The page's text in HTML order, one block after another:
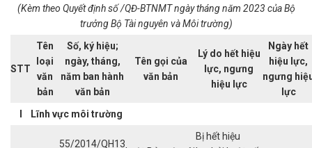
(Kèm theo Quyết định số/QĐ-BTNMT ngàythángnăm 2023 của Bộ
trưởng Bộ Tài nguyên và Môi trường)
STT
Tên
loại
văn
bản
Số, ký hiệu;
ngày, tháng,
năm ban hành
văn bản
Tên gọi của
văn bản
Lý do hết hiệu
lực, ngưng
hiệu lực
Ngày hết
hiệu lực,
ngưng
lực
Lĩnh vực môi trường
55/2014/QH13
Bị hết hiệu